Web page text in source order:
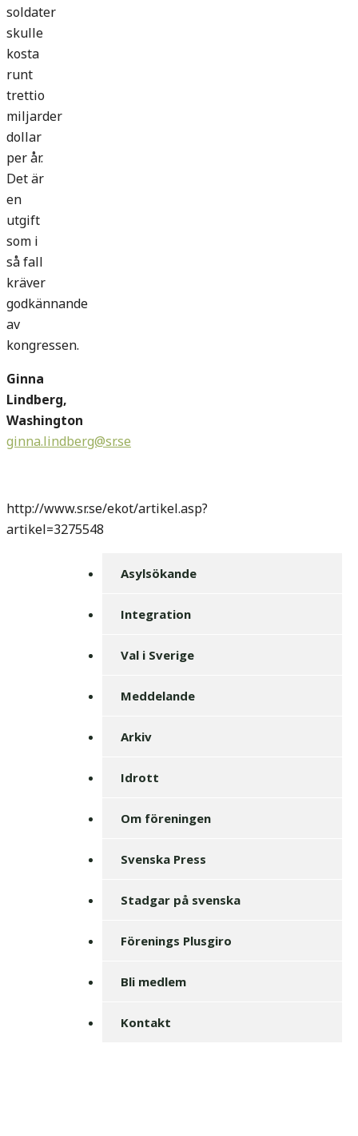
soldater
skulle
kosta
runt
trettio
miljarder
dollar
per år.
Det är
en
utgift
som i
så fall
kräver
godkännande
av
kongressen.
Ginna
Lindberg,
Washington
ginna.lindberg@sr.se
http://www.sr.se/ekot/artikel.asp?
artikel=3275548
Asylsökande
Integration
Val i Sverige
Meddelande
Arkiv
Idrott
Om föreningen
Svenska Press
Stadgar på svenska
Förenings Plusgiro
Bli medlem
Kontakt